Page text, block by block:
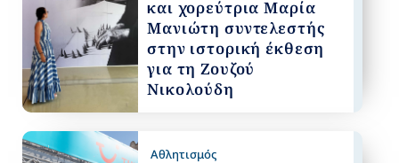
και χορεύτρια Μαρία
Μανιώτη συντελεστής
στην ιστορική έκθεση
για τη Ζουζού
Νικολούδη
Αθλητισμός